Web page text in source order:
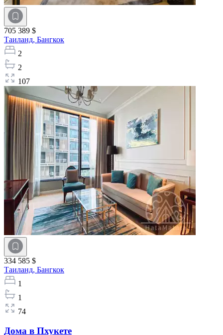
705 389 $
Таиланд, Бангкок
2
2
107
334 585 $
Таиланд, Бангкок
1
1
74
Дома в Пхукете